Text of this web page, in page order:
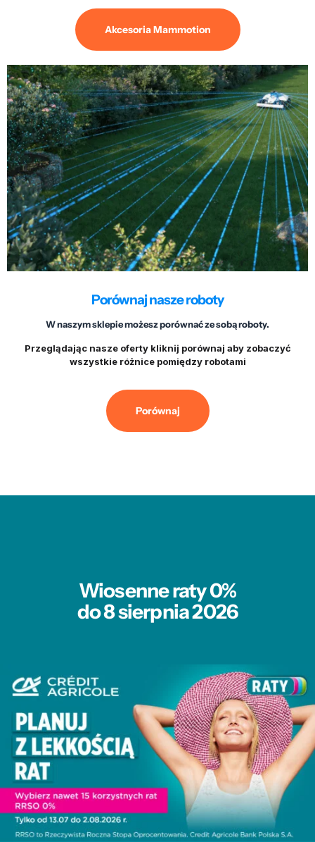
Akcesoria Mammotion
Porównaj nasze roboty
W naszym sklepie możesz porównać ze sobą roboty.
Przeglądając nasze oferty kliknij porównaj aby zobaczyć
wszystkie różnice pomiędzy robotami
Porównaj
Wiosenne raty 0%
do 8 sierpnia 2026